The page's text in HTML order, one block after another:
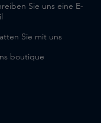
Sie uns eine E-
Sie mit uns
boutique